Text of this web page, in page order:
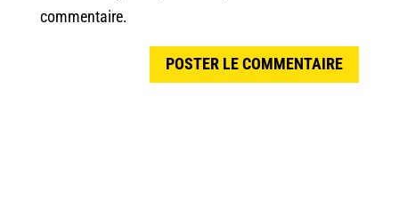
commentaire.